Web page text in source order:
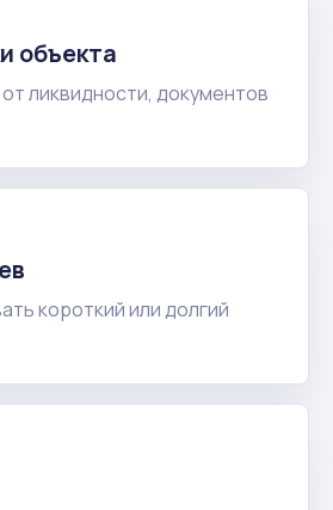
объекта
ликвидности, документов
короткий или долгий